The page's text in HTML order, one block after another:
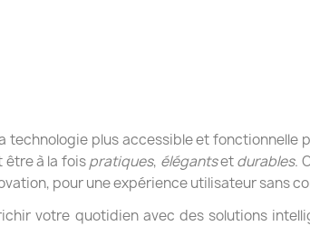
technologie plus accessible et fonctionnelle
être à la foispratiques, élégantsetdurables.
pour une expérience utilisateur sans
votre quotidien avec des solutions